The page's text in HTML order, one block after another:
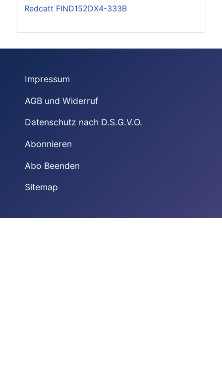
Redcatt FIND152DX4-333B
Impressum
AGB und Widerruf
Datenschutz nach D.S.G.V.O.
Abonnieren
Abo Beenden
Sitemap